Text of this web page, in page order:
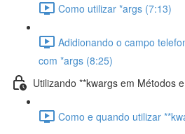
Como utilizar *args (7:13)
Adidionando o campo
com *args (8:25)
Utilizando **kwargs em Métodos
Como e quando utilizar